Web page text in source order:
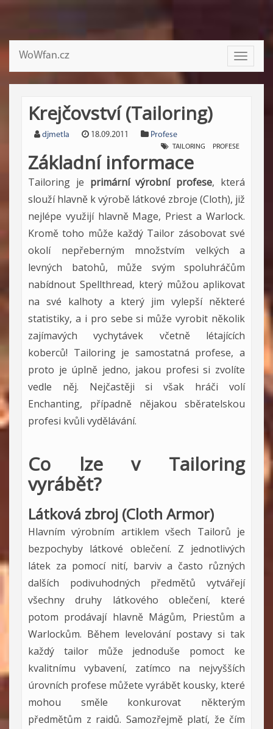
Toggle
WoWfan.cz
Krejčovství (Tailoring)
djmetla 18.09.2011 Profese
TAILORING PROFESE
Základní informace
Tailoring je primární výrobní profese, která
slouží hlavně k výrobě látkové zbroje (Cloth), již
nejlépe využijí hlavně Mage, Priest a Warlock.
Kromě toho může každý Tailor zásobovat své
okolí nepřeberným množstvím velkých a
levných batohů, může svým spoluhráčům
nabídnout Spellthread, který můžou aplikovat
na své kalhoty a který jim vylepší některé
statistiky, a i pro sebe si může vyrobit několik
zajímavých vychytávek včetně létajících
koberců! Tailoring je samostatná profese, a
proto je úplně jedno, jakou profesi si zvolíte
vedle něj. Nejčastěji si však hráči volí
Enchanting, případně nějakou sběratelskou
profesi kvůli vydělávání.
Co lze v Tailoring
vyrábět?
Látková zbroj (Cloth Armor)
Hlavním výrobním artiklem všech Tailorů je
bezpochyby látkové oblečení. Z jednotlivých
látek za pomocí nití, barviv a často různých
dalších podivuhodných předmětů vytvářejí
všechny druhy látkového oblečení, které
potom prodávají hlavně Mágům, Priestům a
Warlockům. Během levelování postavy si tak
každý tailor může jednoduše pomoct ke
kvalitnímu vybavení, zatímco na nejvyšších
úrovních profese můžete vyrábět kousky, které
mohou směle konkurovat některým
předmětům z raidů. Samozřejmě platí, že čím